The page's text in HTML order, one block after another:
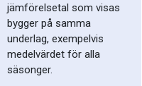
jämförelsetal som visas
bygger på samma
underlag, exempelvis
medelvärdet för alla
säsonger.